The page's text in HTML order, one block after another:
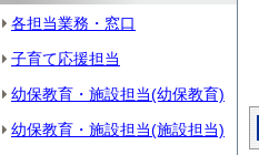
各担当業務・窓口
子育て応援担当
幼保教育・施設担当(幼保教育)
幼保教育・施設担当(施設担当)